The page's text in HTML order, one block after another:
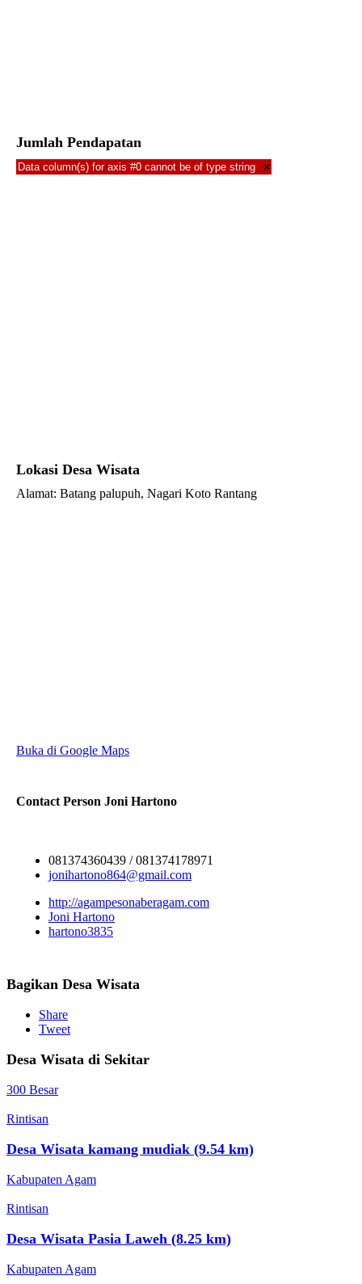
Jumlah Pendapatan
Data column(s) for axis #0 cannot be of type string ×
Lokasi Desa Wisata
Alamat: Batang palupuh, Nagari Koto Rantang
Buka di Google Maps
Contact Person Joni Hartono
081374360439 / 081374178971
jonihartono864@gmail.com
http://agampesonaberagam.com
Joni Hartono
hartono3835
Bagikan Desa Wisata
Share
Tweet
Desa Wisata di Sekitar
300 Besar
Rintisan
Desa Wisata kamang mudiak (9.54 km)
Kabupaten Agam
Rintisan
Desa Wisata Pasia Laweh (8.25 km)
Kabupaten Agam